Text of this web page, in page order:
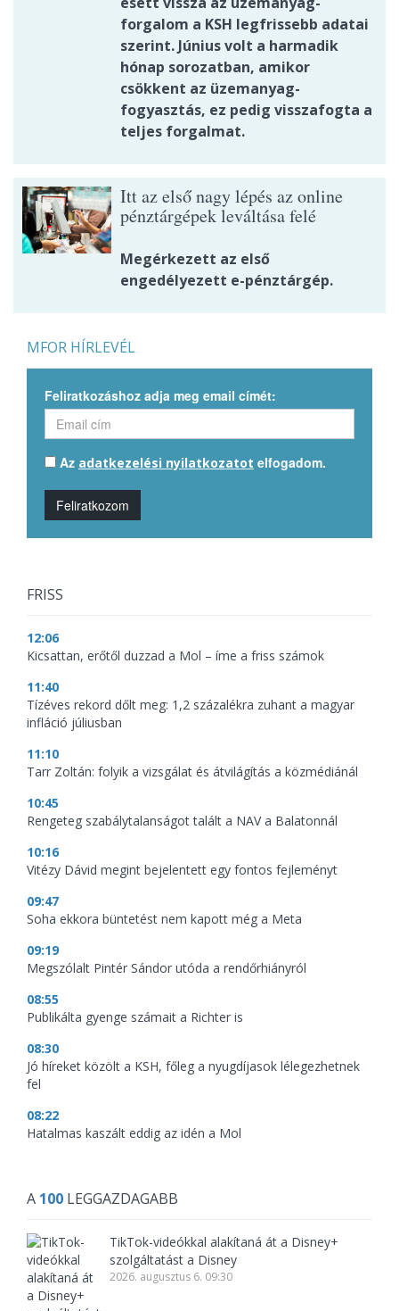
forgalom a KSH legfrissebb adatai
szerint. Június volt a harmadik
hónap sorozatban, amikor
csökkent az üzemanyag-
fogyasztás, ez pedig visszafogta a
teljes forgalmat.
Itt az első nagy lépés az online
pénztárgépek leváltása felé
Megérkezett az első
engedélyezett e-pénztárgép.
MFOR HÍRLEVÉL
Feliratkozáshoz adja meg email címét:
Az adatkezelési nyilatkozatot elfogadom.
Feliratkozom
FRISS
12:06
Kicsattan, erőtől duzzad a Mol – íme a friss számok
11:40
Tízéves rekord dőlt meg: 1,2 százalékra zuhant a magyar
infláció júliusban
11:10
Tarr Zoltán: folyik a vizsgálat és átvilágítás a közmédiánál
10:45
Rengeteg szabálytalanságot talált a NAV a Balatonnál
10:16
Vitézy Dávid megint bejelentett egy fontos fejleményt
09:47
Soha ekkora büntetést nem kapott még a Meta
09:19
Megszólalt Pintér Sándor utóda a rendőrhiányról
08:55
Publikálta gyenge számait a Richter is
08:30
Jó híreket közölt a KSH, főleg a nyugdíjasok lélegezhetnek
fel
08:22
Hatalmas kaszált eddig az idén a Mol
A 100 LEGGAZDAGABB
TikTok-videókkal alakítaná át a Disney+
szolgáltatást a Disney
2026. augusztus 6. 09:30